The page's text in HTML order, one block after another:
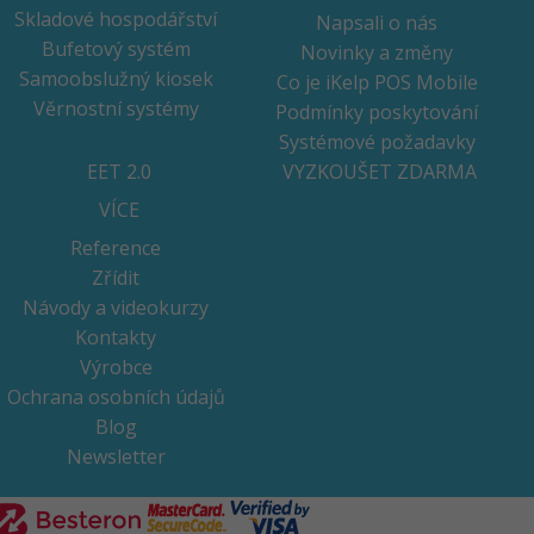
Skladové hospodářství
Bufetový systém
Samoobslužný kiosek
Věrnostní systémy
Napsali o nás
Novinky a změny
Co je iKelp POS Mobile
Podmínky poskytování
Systémové požadavky
EET 2.0
VYZKOUŠET ZDARMA
VÍCE
Reference
Zřídit
Návody a videokurzy
Kontakty
Výrobce
Ochrana osobních údajů
Blog
Newsletter